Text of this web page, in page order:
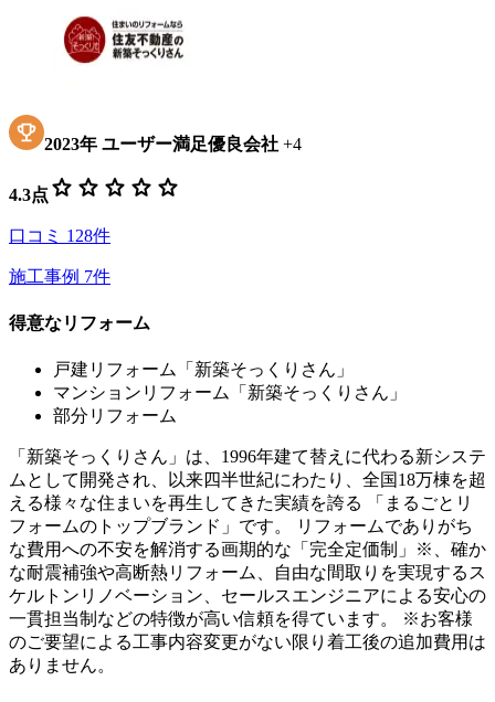
2023年 ユーザー満足優良会社 +4
4.3点 star star star star star
口コミ 128件
施工事例 7件
得意なリフォーム
戸建リフォーム「新築そっくりさん」
マンションリフォーム「新築そっくりさん」
部分リフォーム
「新築そっくりさん」は、1996年建て替えに代わる新システ
ムとして開発され、以来四半世紀にわたり、全国18万棟を超
える様々な住まいを再生してきた実績を誇る 「まるごとリ
フォームのトップブランド」です。 リフォームでありがち
な費用への不安を解消する画期的な「完全定価制」※、確か
な耐震補強や高断熱リフォーム、自由な間取りを実現するス
ケルトンリノベーション、セールスエンジニアによる安心の
一貫担当制などの特徴が高い信頼を得ています。 ※お客様
のご要望による工事内容変更がない限り着工後の追加費用は
ありません。